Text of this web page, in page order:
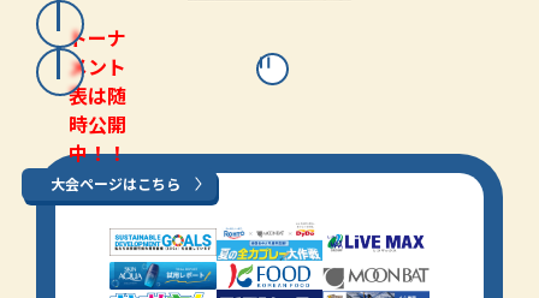
トーナ
メント
表は随
時公開
中！！
大会ページはこちら